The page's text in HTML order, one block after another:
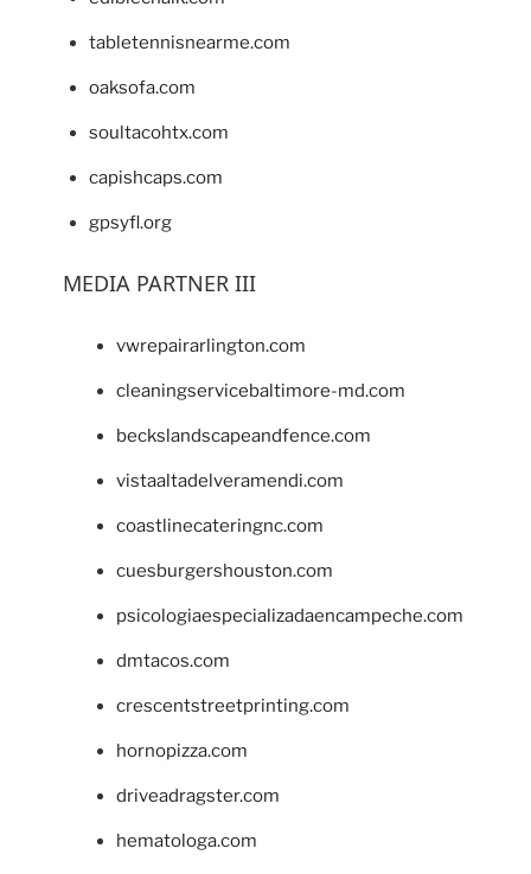
tabletennisnearme.com
oaksofa.com
soultacohtx.com
capishcaps.com
gpsyfl.org
MEDIA PARTNER III
vwrepairarlington.com
cleaningservicebaltimore-md.com
beckslandscapeandfence.com
vistaaltadelveramendi.com
coastlinecateringnc.com
cuesburgershouston.com
psicologiaespecializadaencampeche.com
dmtacos.com
crescentstreetprinting.com
hornopizza.com
driveadragster.com
hematologa.com